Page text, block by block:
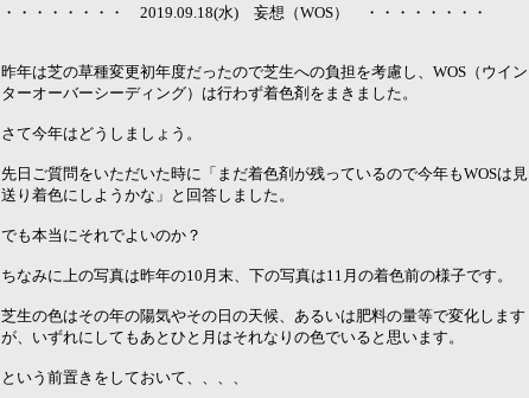
・・・・・・・・ 2019.09.18(水) 妄想（WOS） ・・・・・・・・
昨年は芝の草種変更初年度だったので芝生への負担を考慮し、WOS（ウイン
ターオーバーシーディング）は行わず着色剤をまきました。
さて今年はどうしましょう。
先日ご質問をいただいた時に「まだ着色剤が残っているので今年もWOSは見
送り着色にしようかな」と回答しました。
でも本当にそれでよいのか？
ちなみに上の写真は昨年の10月末、下の写真は11月の着色前の様子です。
芝生の色はその年の陽気やその日の天候、あるいは肥料の量等で変化します
が、いずれにしてもあとひと月はそれなりの色でいると思います。
という前置きをしておいて、、、、